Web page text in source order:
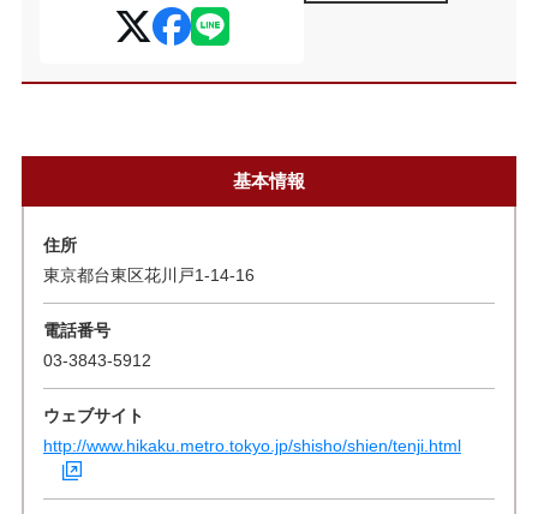
基本情報
住所
東京都台東区花川戸1-14-16
電話番号
03-3843-5912
ウェブサイト
http://www.hikaku.metro.tokyo.jp/shisho/shien/tenji.html